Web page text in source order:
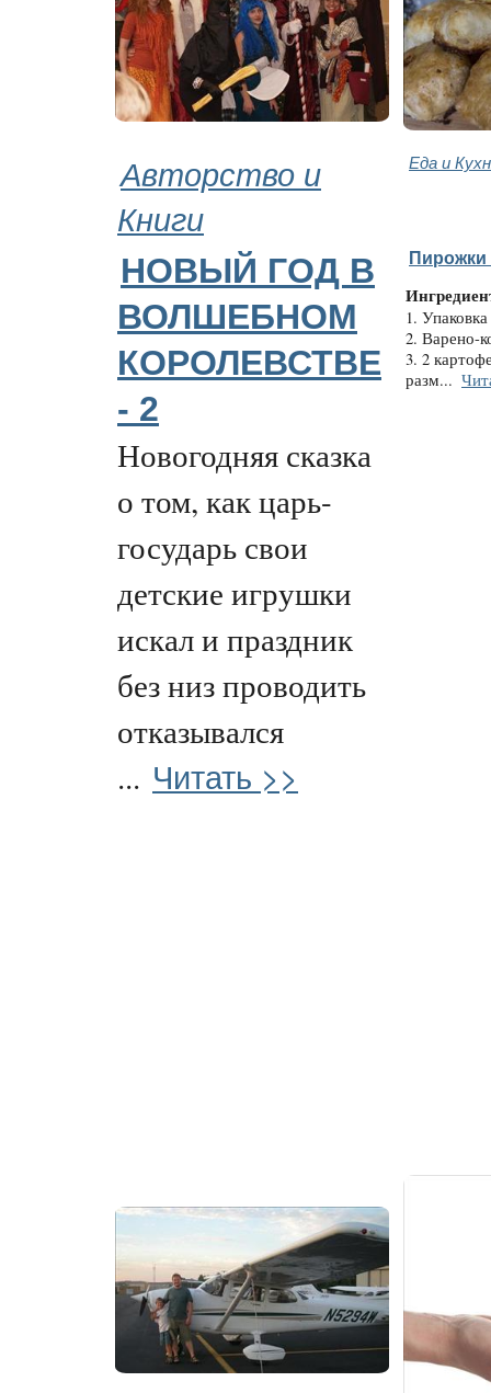
Авторство и
Книги
Еда и
НОВЫЙ ГОД В
ВОЛШЕБНОМ
КОРОЛЕВСТВЕ
- 2
Новогодняя сказка
о том, как царь-
государь свои
детские игрушки
искал и праздник
без низ проводить
отказывался
... Читать >>
Пирожки
1.
2. Варено-
3. 2
разм...